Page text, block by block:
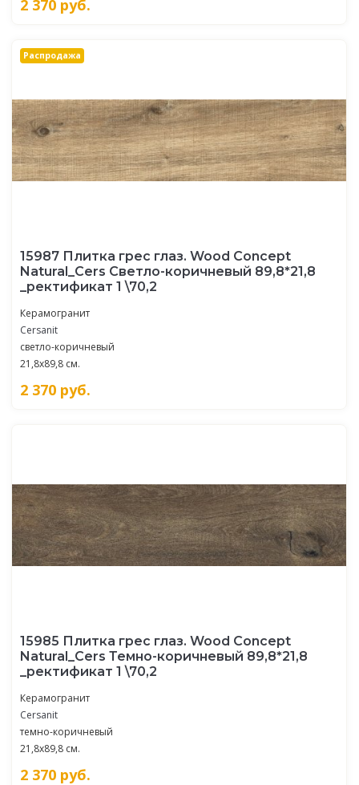
2 370 руб.
Распродажа
15987 Плитка грес глаз. Wood Concept
Natural_Cers Светло-коричневый 89,8*21,8
_ректификат 1 \70,2
Керамогранит
Cersanit
светло-коричневый
21,8x89,8 см.
2 370 руб.
15985 Плитка грес глаз. Wood Concept
Natural_Cers Темно-коричневый 89,8*21,8
_ректификат 1 \70,2
Керамогранит
Cersanit
темно-коричневый
21,8x89,8 см.
2 370 руб.